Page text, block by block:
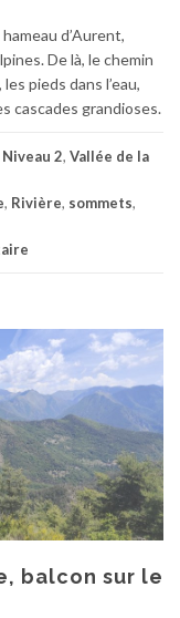
d’Aurent,
De là, le chemin
pieds dans l’eau,
cascades grandioses.
Niveau 2, Vallée de la
, Rivière, sommets,
balcon sur le